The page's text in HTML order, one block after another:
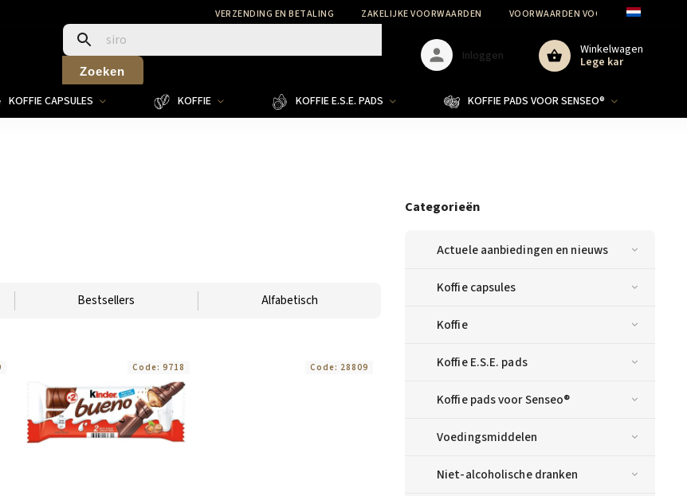
VERZENDING EN BETALING ZAKELIJKE VOORWAARDEN VOORWAARDEN VOOR DE
Zoeken
Winkelwagen
Lege kar
Inloggen
KOFFIE CAPSULES KOFFIE KOFFIE E.S.E. PADS KOFFIE PADS VOOR SENSEO®
Categorieën
Actuele aanbiedingen en nieuws
Koffie capsules
Koffie
Koffie E.S.E. pads
Koffie pads voor Senseo®
Voedingsmiddelen
Niet-alcoholische dranken
Bestsellers Alfabetisch
Code: 9718 Code: 28809